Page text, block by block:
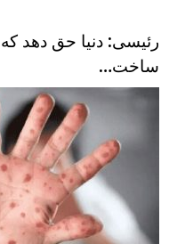
رئیسی: دنیا حق دهد که
ساخت…